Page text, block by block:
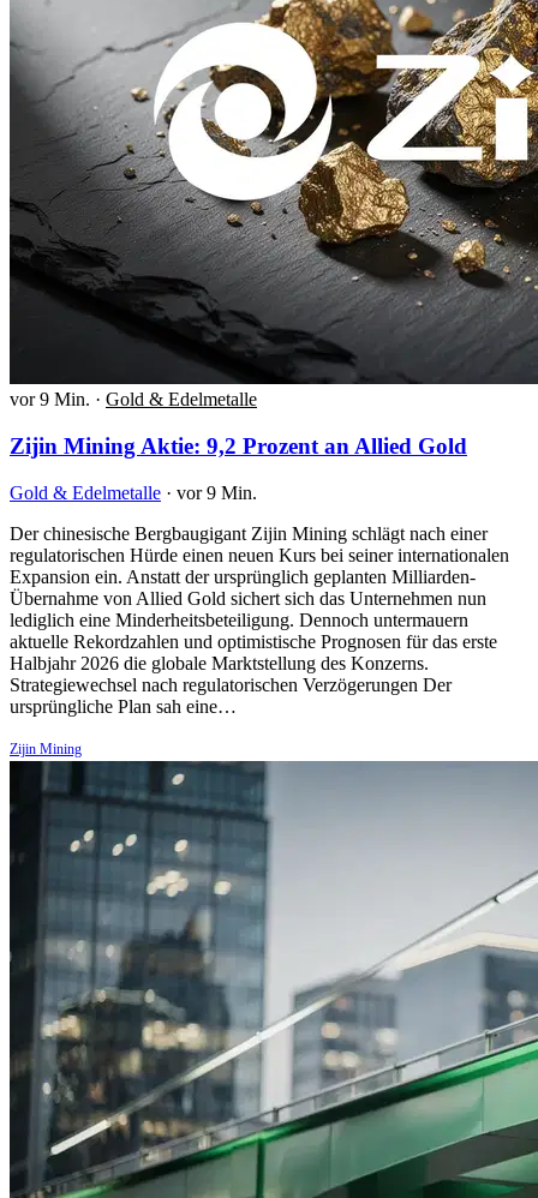
vor 9 Min. · Gold & Edelmetalle
Zijin Mining Aktie: 9,2 Prozent an Allied Gold
Gold & Edelmetalle · vor 9 Min.
Der chinesische Bergbaugigant Zijin Mining schlägt nach einer
regulatorischen Hürde einen neuen Kurs bei seiner internationalen
Expansion ein. Anstatt der ursprünglich geplanten Milliarden-
Übernahme von Allied Gold sichert sich das Unternehmen nun
lediglich eine Minderheitsbeteiligung. Dennoch untermauern
aktuelle Rekordzahlen und optimistische Prognosen für das erste
Halbjahr 2026 die globale Marktstellung des Konzerns.
Strategiewechsel nach regulatorischen Verzögerungen Der
ursprüngliche Plan sah eine…
Zijin Mining